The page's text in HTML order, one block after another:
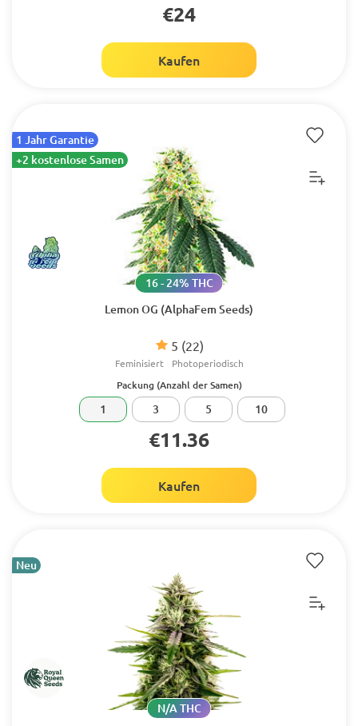
€24
Kaufen
1 Jahr Garantie
+2 kostenlose Samen
Lemon OG (AlphaFem Seeds)
5 (22)
16 - 24% THC
Feminisiert Photoperiodisch
Packung (Anzahl der Samen)
1 3 5 10
€11.36
Kaufen
Neu
N/A THC